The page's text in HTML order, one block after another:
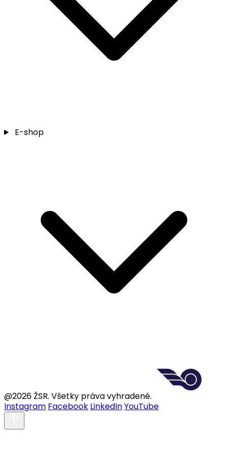
E-shop
@2026 ŽSR. Všetky práva vyhradené.
Instagram Facebook LinkedInYouTube